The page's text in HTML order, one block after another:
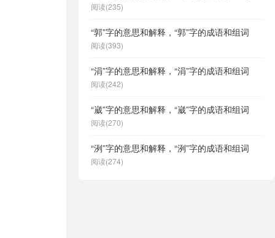
阅读(235)
“郭”字的意思和解释，“郭”字的成语和组词
阅读(393)
“涓”字的意思和解释，“涓”字的成语和组词
阅读(242)
“崴”字的意思和解释，“崴”字的成语和组词
阅读(270)
“洌”字的意思和解释，“洌”字的成语和组词
阅读(274)